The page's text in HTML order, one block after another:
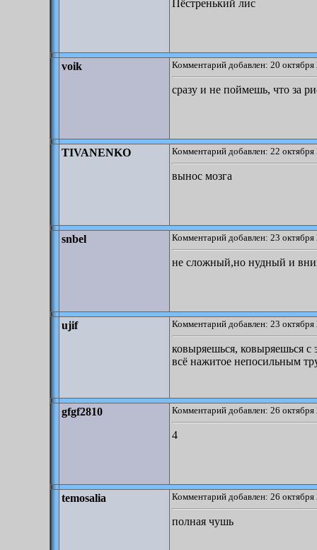
Пёстренький лис
voik Комментарий добавлен: 20
сразу и не поймешь, что за
TIVANENKO Комментарий добавлен: 22
вынос мозга
snbel Комментарий добавлен: 23
не сложный,но нудный и
ujif Комментарий добавлен: 23
ковыряешься, ковыряешься
всё нажитое непосильным
gfgf2810 Комментарий добавлен: 26
4
temosalia Комментарий добавлен: 26
полная чушь